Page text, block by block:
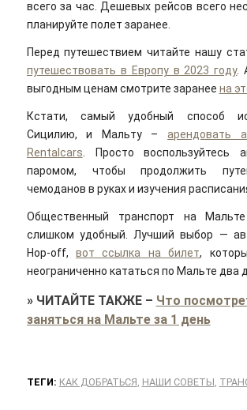
всего за час. Дешевых рейсов всего
планируйте полет заранее.
Перед путешествием читайте нашу
путешествовать в Европу в 2023 году.
выгодным ценам смотрите заранее на
Кстати, самый удобный способ
Сицилию, и Мальту –арендовать
Rentalcars . Просто воспользуйтесь
паромом, чтобы продолжить
чемоданов в руках и изучения
Общественный транспорт на
слишком удобный. Лучший выбор —
Hop-off, вот ссылка на билет,
неограниченно кататься по Мальте два
» ЧИТАЙТЕ ТАКЖЕ– Что
заняться на Мальте за 1 день
ТЕГИ: КАК ДОБРАТЬСЯ НАШИ СОВЕТЫ